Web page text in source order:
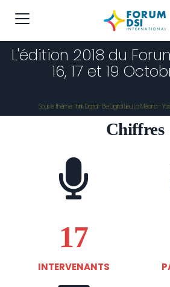
L'édition 2018 du
16, 17 et 19
Sous le thème: Think Digital - Be Digital Lieu: La Médina -
Chiffres
17
INTERVENANTS